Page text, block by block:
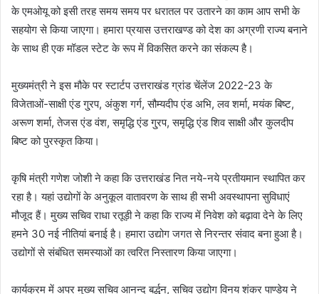
के एमओयू को इसी तरह समय समय पर धरातल पर उतारने का काम आप सभी के
सहयोग से किया जाएगा। हमारा प्रयास उत्तराखण्ड को देश का अग्रणी राज्य बनाने
के साथ ही एक मॉडल स्टेट के रूप में विकसित करने का संकल्प है।
मुख्यमंत्री ने इस मौके पर स्टार्टप उत्तराखंड ग्रांड चेंलेंज 2022-23 के
विजेताओं-साक्षी एंड गु्रप, अंकुश गर्ग, सौम्यदीप एंड अभि, लव शर्मा, मयंक बिष्ट,
अरूण शर्मा, तेजस एंड वंश, समृद्धि एंड गु्रप, समृद्धि एंड शिव साक्षी और कुलदीप
बिष्ट को पुरस्कृत किया।
कृषि मंत्री गणेश जोशी ने कहा कि उत्तराखंड नित नये-नये प्रतीयमान स्थापित कर
रहा है। यहां उद्योगों के अनुकूल वातावरण के साथ ही सभी अवस्थापना सुविधाएं
मौजूद हैं। मुख्य सचिव राधा रतूड़ी ने कहा कि राज्य में निवेश को बढ़ावा देने के लिए
हमने 30 नई नीतियां बनाई है। हमारा उद्योग जगत से निरन्तर संवाद बना हुआ है।
उद्योगों से संबंधित समस्याओं का त्वरित निस्तारण किया जाएगा।
कार्यक्रम में अपर मुख्य सचिव आनन्द बर्द्धन, सचिव उद्योग विनय शंकर पाण्डेय ने